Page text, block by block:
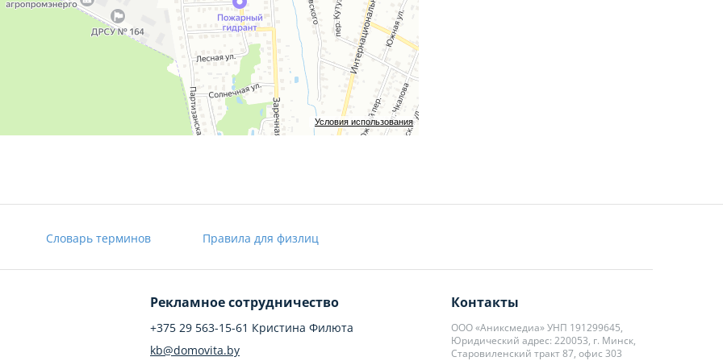
Территория позволяет подъезд и маневрирование большегрузного
зданий и сооружений производственной базы. Находится в праве
телефонной сети, электроснабжением, центральным
канализацией.
прилегающее к зданию. Рядом с объектом проходят две
километрах имеется ж/д ветка и станция. До центра города
обладает всеми необходимыми коммуникациями для ведения
рентабельно, не имеет финансовых обременений.
не оплачивает услуги риэлтерской организации.
Условия использования
Словарь терминов Правила для физлиц
Рекламное сотрудничество
+375 29 563-15-61 Кристина Филюта
kb@domovita.by
Контакты
ООО «Аниксмедиа» УНП 191299645,
Юридический адрес: 220053, г. Минск,
Старовиленский тракт 87, офис 303